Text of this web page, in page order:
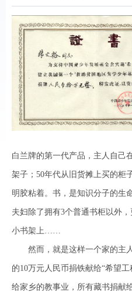
白兰牌的第一代产品，主人自己
架子；50年代从旧货摊上买的柜
明胶粘着。书，是知识分子的生
夫妇除了拥有3个普通书柜以外
小书架上……
然而，就是这样一个家的主人
的10万元人民币捐铁献给“希望
给家乡的教事业，所有藏书捐献